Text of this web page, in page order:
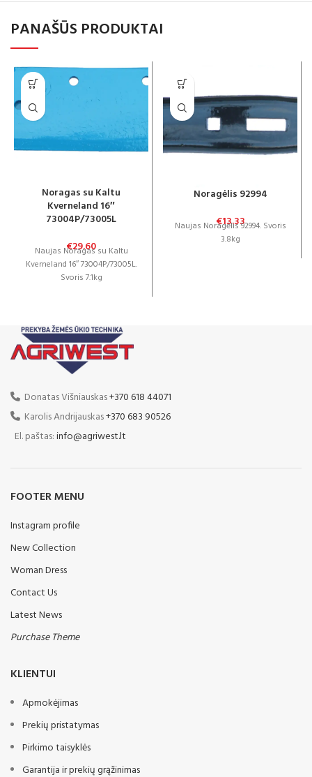
PANAŠŪS PRODUKTAI
Noragas su Kaltu
Kverneland 16″
73004P/73005L
€29.60
Naujas Noragas su Kaltu
Kverneland 16″ 73004P/73005L.
Svoris 7.1kg
Noragėlis 92994
€13.33
Naujas Noragėlis 92994. Svoris
3.8kg
Donatas Višniauskas+370 618 44071
Karolis Andrijauskas+370 683 90526
El. paštas:info@agriwest.lt
FOOTER MENU
Instagram profile
New Collection
Woman Dress
Contact Us
Latest News
Purchase Theme
KLIENTUI
Apmokėjimas
Prekių pristatymas
Pirkimo taisyklės
Garantija ir prekių grąžinimas